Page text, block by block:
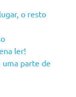
o resto
ler!
uma parte de